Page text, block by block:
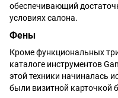
обеспечивающий
условиях салона.
Фены
Кроме функциональных
каталоге инструментов
этой техники начиналась
были визитной карточкой